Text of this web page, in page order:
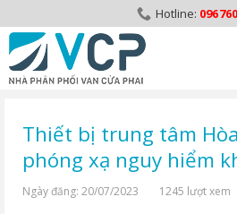
to
content
Thiết bị trung tâm
phóng xạ nguy hiểm
Ngày đăng: 20/07/2023 1245 lượt xem